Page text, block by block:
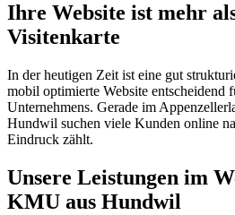
Ihre Website ist mehr
Visitenkarte
In der heutigen Zeit ist eine gut
mobil optimierte Website entscheidend
Unternehmens. Gerade im
Hundwil suchen viele Kunden online
Eindruck zählt.
Unsere Leistungen im
KMU aus Hundwil